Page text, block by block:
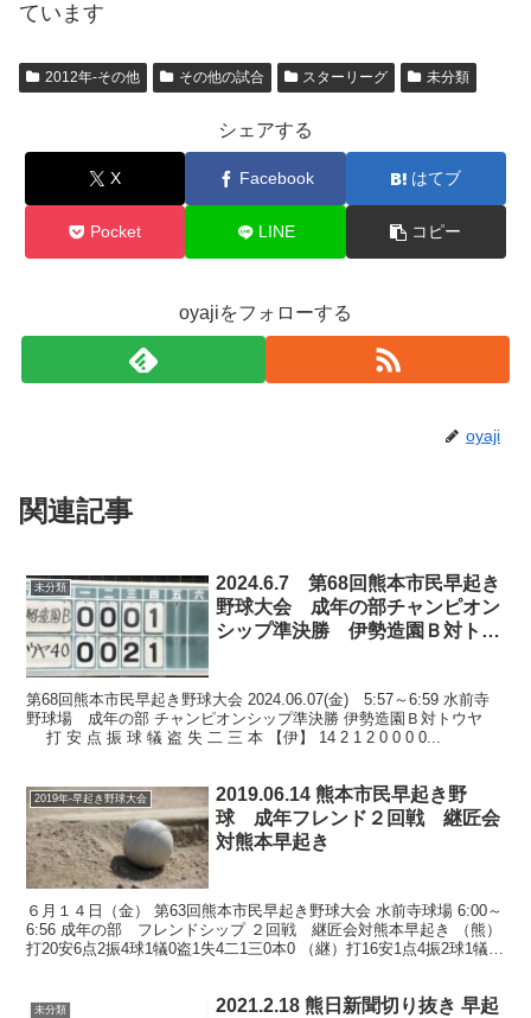
ています
2012年-その他 その他の試合 スターリーグ 未分類
シェアする
X Facebook はてブ
Pocket LINE コピー
oyajiをフォローする
oyaji
関連記事
未分類
2024.6.7 第68回熊本市民早起き
野球大会 成年の部チャンピオン
シップ準決勝 伊勢造園Ｂ対トウ
第68回熊本市民早起き野球大会 2024.06.07(金) 5:57～6:59 水前寺
野球場 成年の部 チャンピオンシップ準決勝 伊勢造園Ｂ対トウヤ
打 安 点 振 球 犠 盗 失 二 三 本 【伊】 14 2 1 2 0 0 0 0...
2019年-早起き野球大会
2019.06.14 熊本市民早起き野
球 成年フレンド２回戦 継匠会
対熊本早起き
６月１４日（金） 第63回熊本市民早起き野球大会 水前寺球場 6:00～
6:56 成年の部 フレンドシップ ２回戦 継匠会対熊本早起き （熊）
打20安6点2振4球1犠0盗1失4二1三0本0 （継）打16安1点4振2球1犠1
未分類
2021.2.18 熊日新聞切り抜き 早起